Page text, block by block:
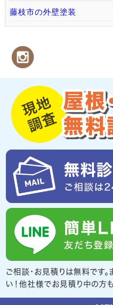
藤枝市の外壁塗装
ご相談・お見積りは無料です
い！他社様でお見積り中の方